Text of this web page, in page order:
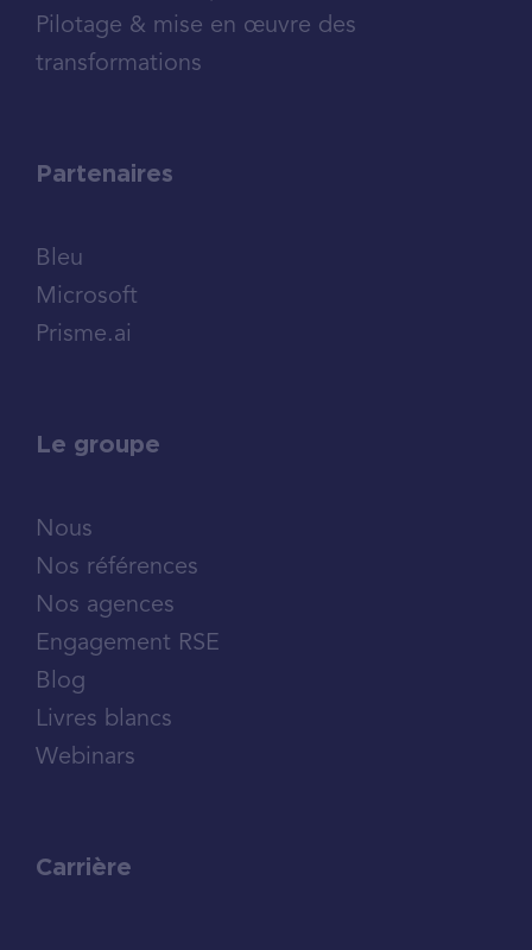
Pilotage & mise en œuvre des
transformations
Partenaires
Bleu
Microsoft
Prisme.ai
Le groupe
Nous
Nos références
Nos agences
Engagement RSE
Blog
Livres blancs
Webinars
Carrière